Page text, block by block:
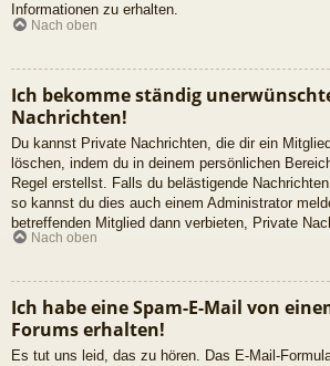
Informationen zu erhalten.
Nach oben
Ich bekomme ständig
Nachrichten!
Du kannst Private Nachrichten, die dir ein
löschen, indem du in deinem persönlichen
Regel erstellst. Falls du belästigende
so kannst du dies auch einem Administrator
betreffenden Mitglied dann verbieten, Private
Nach oben
Ich habe eine Spam-E-Mail von
Forums erhalten!
Es tut uns leid, das zu hören. Das E-Mail-